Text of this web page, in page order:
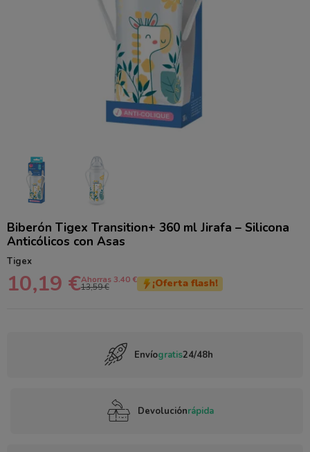
Biberón Tigex Transition+ 360 ml Jirafa – Silicona
Anticólicos con Asas
Tigex
10,19 €Ahorras 3.40 €
13,59 € ¡Oferta flash!
Envíogratis24/48h
Devoluciónrápida